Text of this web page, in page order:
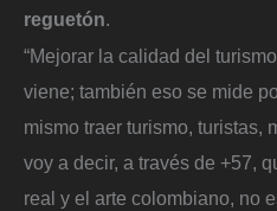
reguetón.
“Mejorar la calidad del
viene; también eso se mide
mismo traer turismo, turistas,
voy a decir, a través de +57,
real y el arte colombiano, no